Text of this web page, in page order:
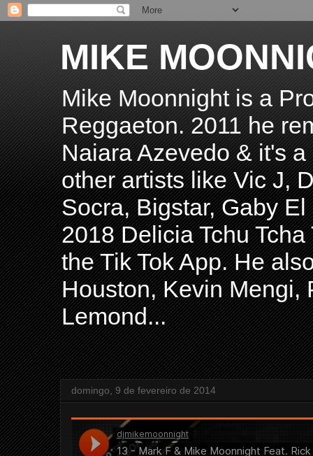
MIKE
Mike Moonnight is a
Reggaeton. 2011 he
Naiara Azevedo & it's
other artists like Vic J,
Socra, Bigstar, Gaby
2018 Delicia Tchu
the Tik Tok App. He
Houston, Kevin Mengi,
Lemond...
domingo, 9 de fevereiro de 2014